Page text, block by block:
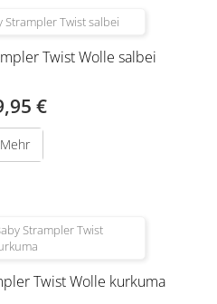
Twist Wolle salbei
€
Mehr
Twist Wolle kurkuma